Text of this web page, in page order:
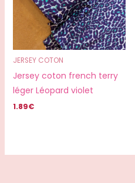
JERSEY COTON
Jersey coton french terry
léger Léopard violet
1.89€